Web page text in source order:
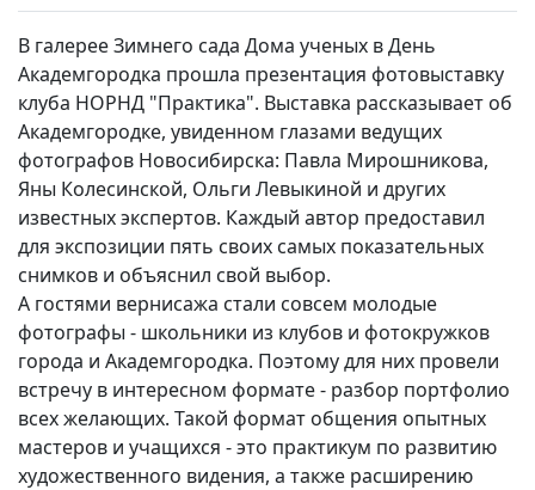
Виртуальный тур
Контакты
Вакансии
В галерее Зимнего сада Дома ученых в День
Академгородка прошла презентация фотовыставку
клуба НОРНД "Практика". Выставка рассказывает об
Академгородке, увиденном глазами ведущих
фотографов Новосибирска: Павла Мирошникова,
Яны Колесинской, Ольги Левыкиной и других
известных экспертов. Каждый автор предоставил
для экспозиции пять своих самых показательных
снимков и объяснил свой выбор.
А гостями вернисажа стали совсем молодые
фотографы - школьники из клубов и фотокружков
города и Академгородка. Поэтому для них провели
встречу в интересном формате - разбор портфолио
всех желающих. Такой формат общения опытных
мастеров и учащихся - это практикум по развитию
художественного видения, а также расширению